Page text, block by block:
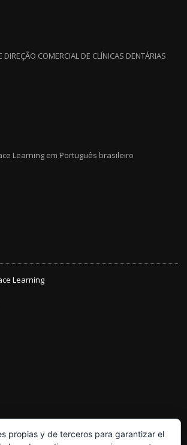
DIREÇÃO COMERCIAL DE CLÍNICAS DENTÁRIAS
Learning em Português brasileiro
Learning
propias y de terceros para garantizar el